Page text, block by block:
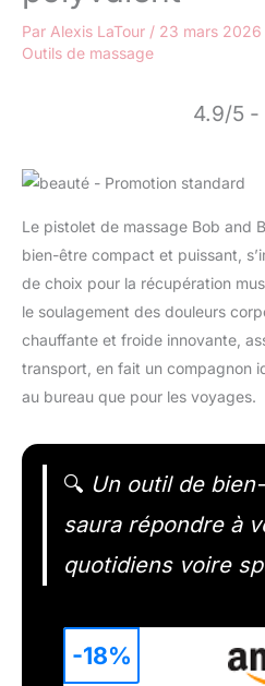
Par Alexis LaTour / 23 mars 2026
Outils de massage
4.9/5 -
Le pistolet de massage Bob and
bien-être compact et puissant,
de choix pour la récupération
le soulagement des douleurs
chauffante et froide innovante,
transport, en fait un compagnon
au bureau que pour les voyages.
🔍 Un outil de
saura répondre à
quotidiens voire
-18%